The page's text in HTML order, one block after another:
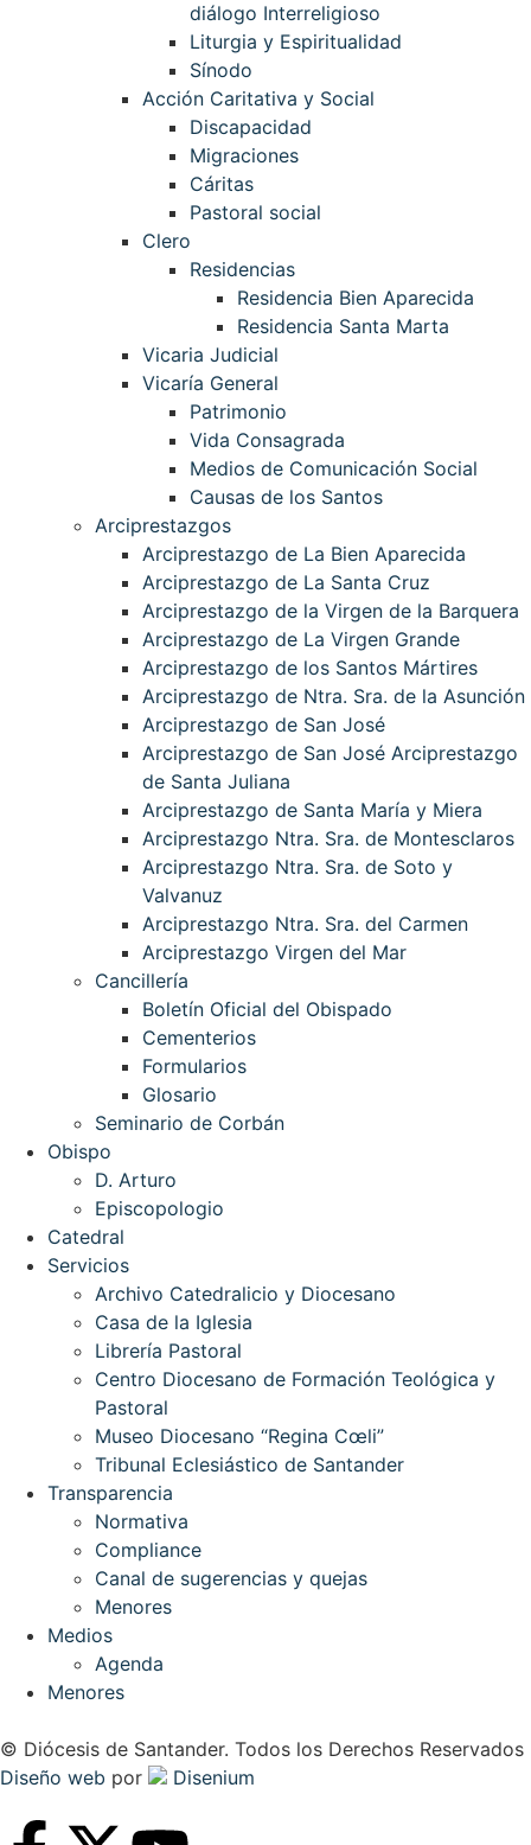
diálogo Interreligioso
Liturgia y Espiritualidad
Sínodo
Acción Caritativa y Social
Discapacidad
Migraciones
Cáritas
Pastoral social
Clero
Residencias
Residencia Bien Aparecida
Residencia Santa Marta
Vicaria Judicial
Vicaría General
Patrimonio
Vida Consagrada
Medios de Comunicación Social
Causas de los Santos
Arciprestazgos
Arciprestazgo de La Bien Aparecida
Arciprestazgo de La Santa Cruz
Arciprestazgo de la Virgen de la Barquera
Arciprestazgo de La Virgen Grande
Arciprestazgo de los Santos Mártires
Arciprestazgo de Ntra. Sra. de la Asunción
Arciprestazgo de San José
Arciprestazgo de San José Arciprestazgo
de Santa Juliana
Arciprestazgo de Santa María y Miera
Arciprestazgo Ntra. Sra. de Montesclaros
Arciprestazgo Ntra. Sra. de Soto y
Valvanuz
Arciprestazgo Ntra. Sra. del Carmen
Arciprestazgo Virgen del Mar
Cancillería
Boletín Oficial del Obispado
Cementerios
Formularios
Glosario
Seminario de Corbán
Obispo
D. Arturo
Episcopologio
Catedral
Servicios
Archivo Catedralicio y Diocesano
Casa de la Iglesia
Librería Pastoral
Centro Diocesano de Formación Teológica y
Pastoral
Museo Diocesano “Regina Cœli”
Tribunal Eclesiástico de Santander
Transparencia
Normativa
Compliance
Canal de sugerencias y quejas
Menores
Medios
Agenda
Menores
© Diócesis de Santander. Todos los Derechos Reservados
Diseño web por Disenium